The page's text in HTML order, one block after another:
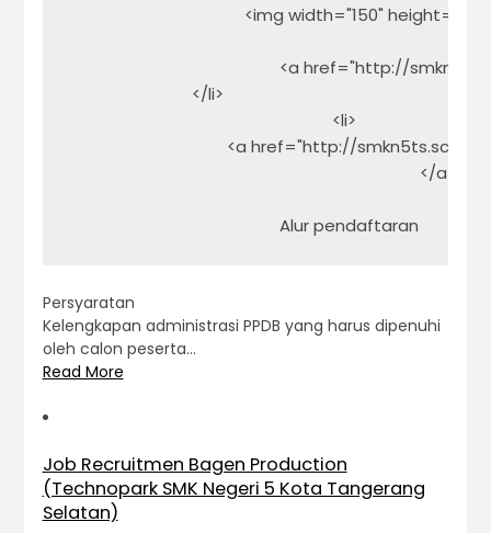
<img
<a
                            </li>
                                                            <li>
<a href="http://
                                                                                </a>
Persyaratan
Kelengkapan administrasi PPDB yang harus dipenuhi
oleh calon peserta…
Read More
Job Recruitmen Bagen Production
(Technopark SMK Negeri 5 Kota Tangerang
Selatan)